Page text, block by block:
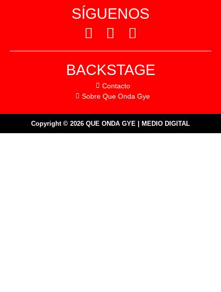
SÍGUENOS
BACKSTAGE
Contacto
Sobre Que Onda Gye
Copyright © 2026 QUE ONDA GYE | MEDIO DIGITAL